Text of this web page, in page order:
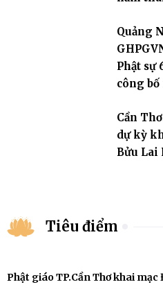
Quảng
Phật sự
công bố
Cần
dự kỳ
Bửu Lai
Tiêu điểm
Phật giáo TP.Cần Thơ khai